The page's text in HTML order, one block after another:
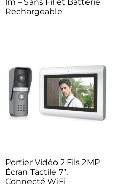
Rechargeable
Portier Vidéo 2 Fils 2MP
Écran Tactile 7’’,
Connecté WiFi